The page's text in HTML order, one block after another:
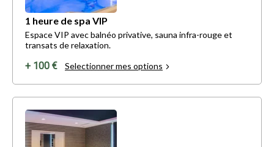
1 heure de spa VIP
Espace VIP avec balnéo privative, sauna infra-rouge et
transats de relaxation.
+ 100 € Selectionner mes options